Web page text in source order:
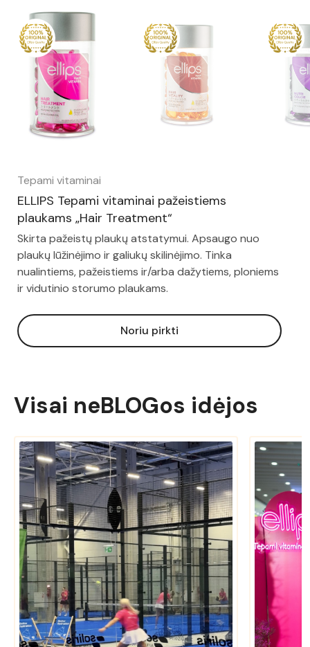
Tepami vitaminai
ELLIPS Tepami vitaminai pažeistiems
plaukams „Hair Treatment“
Skirta pažeistų plaukų atstatymui. Apsaugo nuo
plaukų lūžinėjimo ir galiukų skilinėjimo. Tinka
nualintiems, pažeistiems ir/arba dažytiems, ploniems
ir vidutinio storumo plaukams.
Noriu pirkti
Visai neBLOGos idėjos